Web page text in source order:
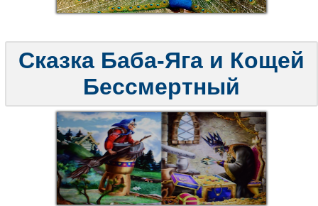
Сказка Баба-Яга и Кощей
Бессмертный